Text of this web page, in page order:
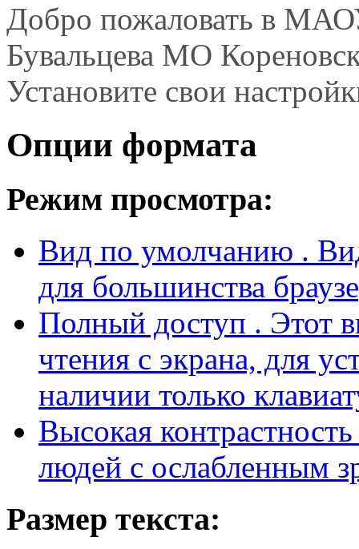
Добро пожаловать в
Бувальцева МО
Установите свои
Опции формата
Режим просмотра:
Вид по умолчанию .
для большинства
Полный доступ . Этот
чтения с экрана, для
наличии только
Высокая
людей с ослабленным
Размер текста: